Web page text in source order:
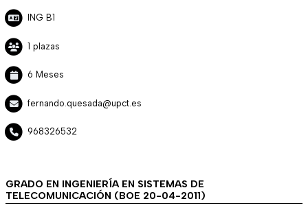
ING B1
1 plazas
6 Meses
fernando.quesada@upct.es
968326532
GRADO EN INGENIERÍA EN SISTEMAS DE
TELECOMUNICACIÓN (BOE 20-04-2011)